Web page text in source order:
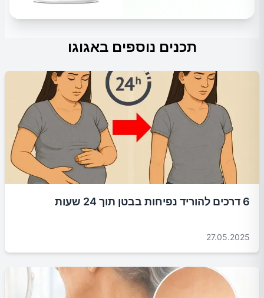
תכנים נוספים באגוגו
6 דרכים להוריד נפיחות בבטן תוך 24 שעות
27.05.2025